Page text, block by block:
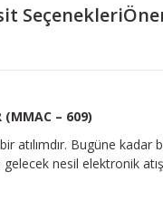
Seçenekleri
(MMAC – 609)
atılımdır. Bugüne
nesil elektronik